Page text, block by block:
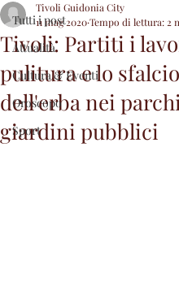
Tutti i post
Attualità
Cultura & Eventi
Oroscopo
Sport
Tivoli: Partiti i
pulitura e lo sfalcio
dell'erba nei
giardini pubblici
Tivoli Guidonia City
11 mag 2020Tempo di lettura: 2